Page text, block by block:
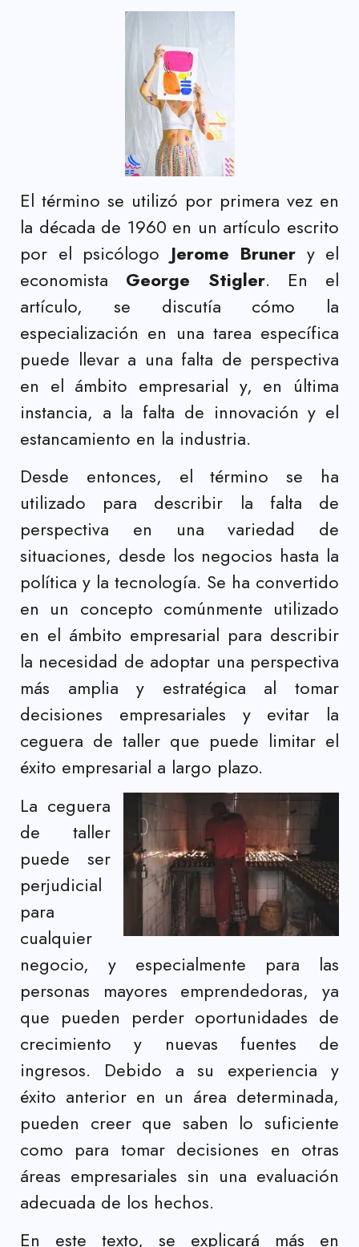
El término se utilizó por primera vez en
la década de 1960 en un artículo escrito
por el psicólogo Jerome Bruner y el
economista George Stigler. En el
artículo, se discutía cómo la
especialización en una tarea específica
puede llevar a una falta de perspectiva
en el ámbito empresarial y, en última
instancia, a la falta de innovación y el
estancamiento en la industria.
Desde entonces, el término se ha
utilizado para describir la falta de
perspectiva en una variedad de
situaciones, desde los negocios hasta la
política y la tecnología. Se ha convertido
en un concepto comúnmente utilizado
en el ámbito empresarial para describir
la necesidad de adoptar una perspectiva
más amplia y estratégica al tomar
decisiones empresariales y evitar la
ceguera de taller que puede limitar el
éxito empresarial a largo plazo.
La ceguera
de taller
puede ser
perjudicial
para
cualquier
negocio, y especialmente para las
personas mayores emprendedoras, ya
que pueden perder oportunidades de
crecimiento y nuevas fuentes de
ingresos. Debido a su experiencia y
éxito anterior en un área determinada,
pueden creer que saben lo suficiente
como para tomar decisiones en otras
áreas empresariales sin una evaluación
adecuada de los hechos.
En este texto, se explicará más en